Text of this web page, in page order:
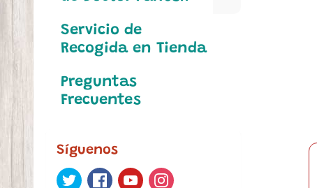
Servicio de
Recogida en Tienda
Preguntas
Frecuentes
Síguenos